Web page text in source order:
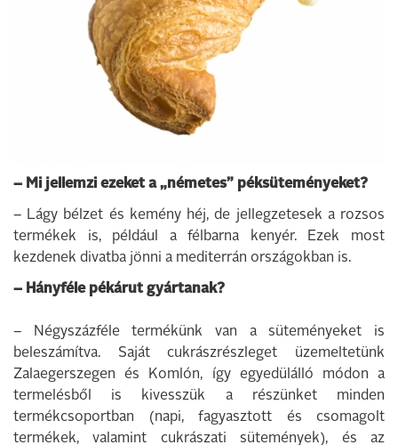
– Mi jellemzi ezeket a „németes” péksüteményeket?
– Lágy bélzet és kemény héj, de jellegzetesek a rozsos
termékek is, például a félbarna kenyér. Ezek most
kezdenek divatba jönni a mediterrán országokban is.
– Hányféle pékárut gyártanak?
– Négyszázféle termékünk van a süteményeket is
beleszámítva. Saját cukrászrészleget üzemeltetünk
Zalaegerszegen és Komlón, így egyedülálló módon a
termelésből is kivesszük a részünket minden
termékcsoportban (napi, fagyasztott és csomagolt
termékek, valamint cukrászati sütemények), és az